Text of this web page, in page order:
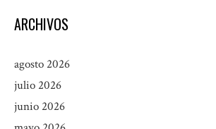
ARCHIVOS
agosto 2026
julio 2026
junio 2026